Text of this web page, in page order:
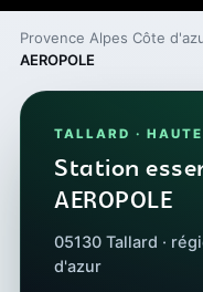
Provence Alpes Côte
AEROPOLE
TALLARD ·
Station
AEROPOLE
05130 Tallard ·
d'azur